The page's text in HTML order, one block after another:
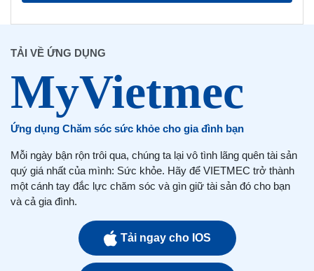
TẢI VỀ ỨNG DỤNG
Ứng dụng Chăm sóc sức khỏe cho gia đình bạn
Mỗi ngày bận rộn trôi qua, chúng ta lại vô tình lãng quên tài sản
quý giá nhất của mình: Sức khỏe. Hãy để VIETMEC trở thành
một cánh tay đắc lực chăm sóc và gìn giữ tài sản đó cho bạn
và cả gia đình.
Tải ngay cho IOS